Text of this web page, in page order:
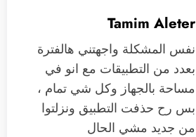
Tamim Aleter
نفس المشكلة واجهتني هالفترة
بعدد من التطبيقات مع انو في
مساحة بالجهاز وكل شي تمام ،
بس رح حذفت التطبيق ونزلتوا
من جديد مشي الحال